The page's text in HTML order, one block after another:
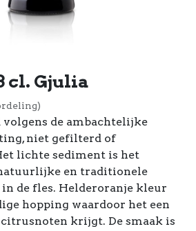
cl. Gjulia
volgens de ambachtelijke
niet gefilterd of
lichte sediment is het
en traditionele
de fles. Helderoranje kleur
hopping waardoor het een
krijgt. De smaak is